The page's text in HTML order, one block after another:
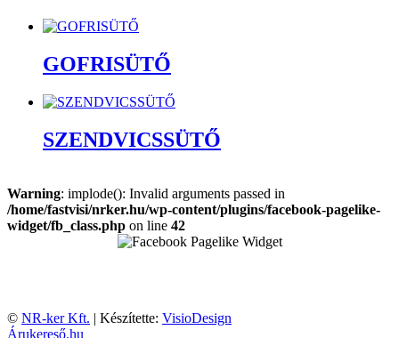
GOFRISÜTŐ
SZENDVICSSÜTŐ
Warning: implode(): Invalid arguments passed in
/home/fastvisi/nrker.hu/wp-content/plugins/facebook-pagelike-
widget/fb_class.php on line 42
© NR-ker Kft. | Készítette: VisioDesign
Árukereső.hu